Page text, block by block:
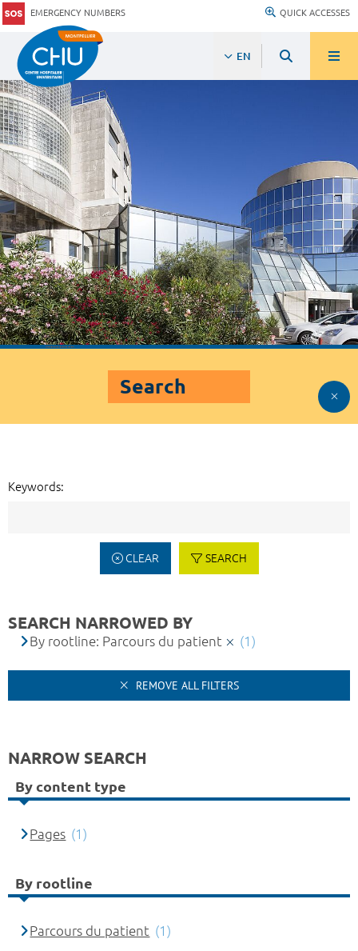
EMERGENCY NUMBERS QUICK ACCESSES
EN
Search
Keywords:
CLEAR SEARCH
SEARCH NARROWED BY
By rootline: Parcours du patient (1)
REMOVE ALL FILTERS
NARROW SEARCH
By content type
Pages (1)
By rootline
Parcours du patient (1)